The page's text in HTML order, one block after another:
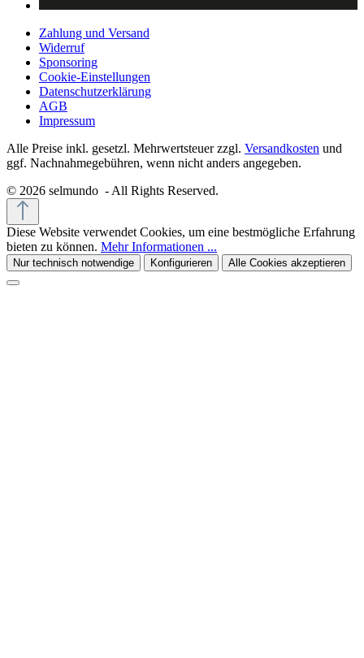
Zahlung und Versand
Widerruf
Sponsoring
Cookie-Einstellungen
Datenschutzerklärung
AGB
Impressum
Alle Preise inkl. gesetzl. Mehrwertsteuer zzgl. Versandkosten und
ggf. Nachnahmegebühren, wenn nicht anders angegeben.
© 2026 selmundo - All Rights Reserved.
Diese Website verwendet Cookies, um eine bestmögliche Erfahrung
bieten zu können. Mehr Informationen ...
Nur technisch notwendige Konfigurieren Alle Cookies akzeptieren